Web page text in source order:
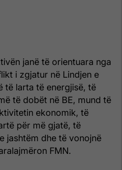
janë të orientuara nga
i zgjatur në Lindjen e
të larta të energjisë, të
të dobët në BE, mund të
ekonomik, të
për më gjatë, të
jashtëm dhe të vonojnë
FMN.